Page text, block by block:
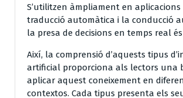
S’utilitzen àmpliament en aplicacions
traducció automàtica i la conducció
la presa de decisions en temps real
Així, la comprensió d’aquests tipus
artificial proporciona als lectors una
aplicar aquest coneixement en
contextos. Cada tipus presenta els